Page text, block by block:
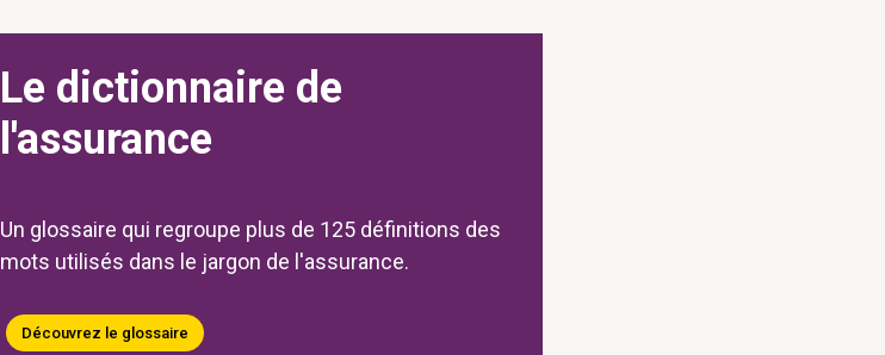
Le dictionnaire de
l'assurance
Un glossaire qui regroupe plus de 125 définitions des
mots utilisés dans le jargon de l'assurance.
Découvrez le glossaire